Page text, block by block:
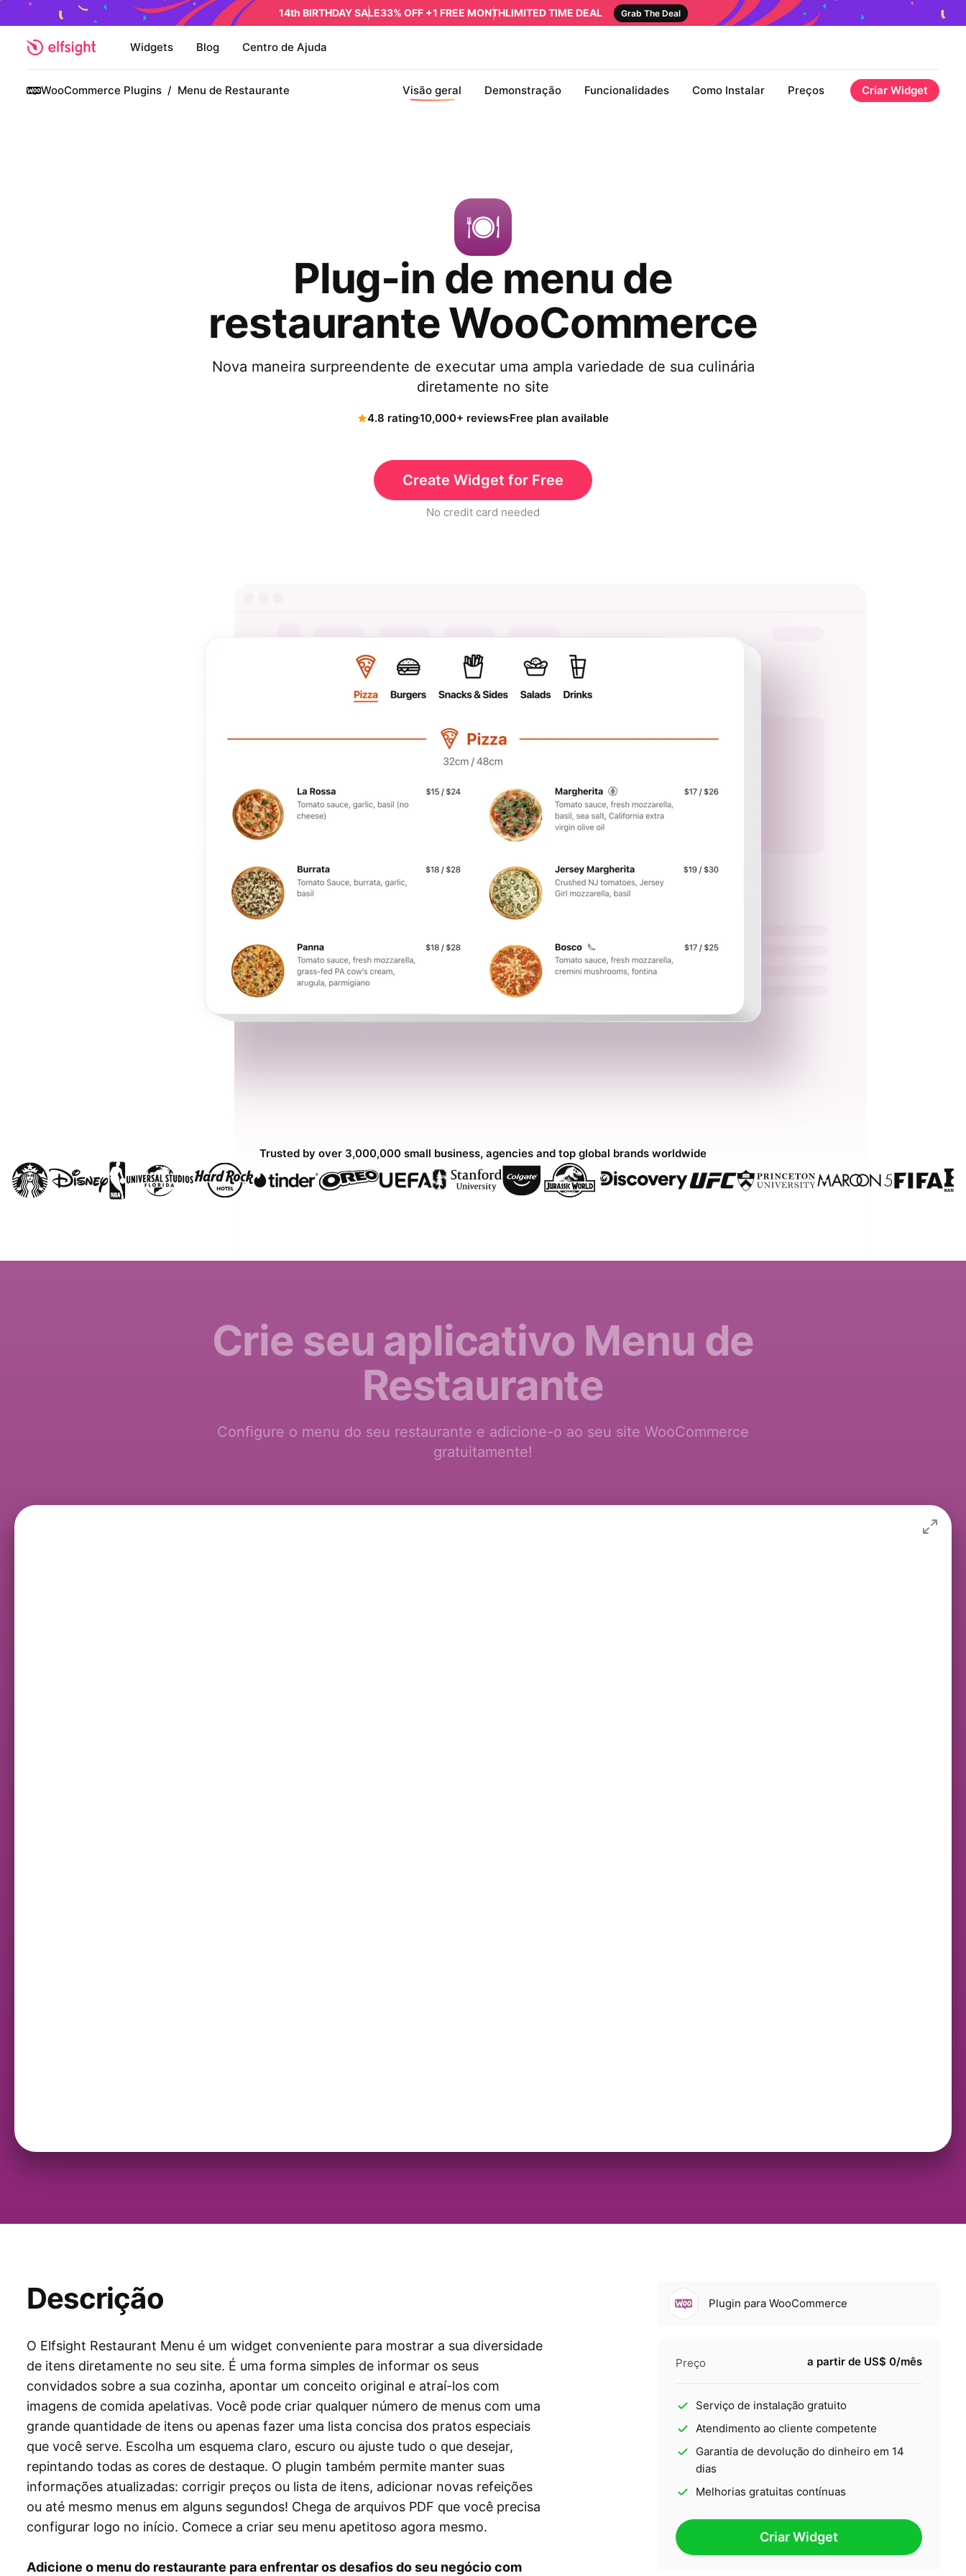
14th BIRTHDAY SALE33% OFF +1 FREE MONTHLIMITED TIME DEAL Grab The Deal
Widgets Blog Centro de Ajuda
WooСommerce Plugins / Menu de Restaurante Visão geral Demonstração Funcionalidades Como Instalar Preços Criar Widget
Plug-in de menu de
restaurante WooCommerce
Nova maneira surpreendente de executar uma ampla variedade de sua culinária
diretamente no site
4.8 rating10,000+ reviewsFree plan available
Create Widget for Free
No credit card needed
Trusted by over 3,000,000 small business, agencies and top global brands worldwide
Crie seu aplicativo Menu de
Restaurante
Configure o menu do seu restaurante e adicione-o ao seu site WooCommerce
gratuitamente!
Descrição
O Elfsight Restaurant Menu é um widget conveniente para mostrar a sua diversidade
de itens diretamente no seu site. É uma forma simples de informar os seus
convidados sobre a sua cozinha, apontar um conceito original e atraí-los com
imagens de comida apelativas. Você pode criar qualquer número de menus com uma
grande quantidade de itens ou apenas fazer uma lista concisa dos pratos especiais
que você serve. Escolha um esquema claro, escuro ou ajuste tudo o que desejar,
repintando todas as cores de destaque. O plugin também permite manter suas
informações atualizadas: corrigir preços ou lista de itens, adicionar novas refeições
ou até mesmo menus em alguns segundos! Chega de arquivos PDF que você precisa
configurar logo no início. Comece a criar seu menu apetitoso agora mesmo.
Adicione o menu do restaurante para enfrentar os desafios do seu negócio com
Plugin para WooСommerce
Preço a partir de US$ 0/mês
Serviço de instalação gratuito
Atendimento ao cliente competente
Garantia de devolução do dinheiro em 14
dias
Melhorias gratuitas contínuas
Criar Widget